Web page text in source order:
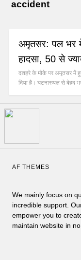
accident
अमृतसर: पल भर
हादसा, 50 से
दशहरे के मौके पर अमृतसर में
दिया है। घटनास्थल से बेहद
AF THEMES
We mainly focus on
incredible support.
empower you to
maintain website in